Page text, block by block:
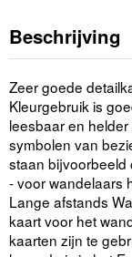
Beschrijving
Zeer goede
Kleurgebruik is
leesbaar en
symbolen van
staan bijvoorbeeld
- voor wandelaars
Lange afstands
kaart voor het
kaarten zijn te